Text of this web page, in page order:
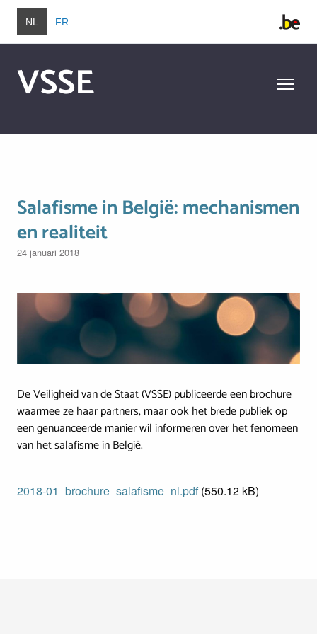
Overslaan en naar de inhoud gaan
NL FR
VSSE
Salafisme in België: mechanismen
en realiteit
24 januari 2018
De Veiligheid van de Staat (VSSE) publiceerde een brochure
waarmee ze haar partners, maar ook het brede publiek op
een genuanceerde manier wil informeren over het fenomeen
van het salafisme in België.
Document
2018-01_brochure_salafisme_nl.pdf (550.12 kB)